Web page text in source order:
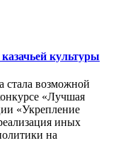
культуры
стала возможной
«Лучшая
«Укрепление
иных
на